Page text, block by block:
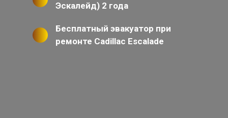
Эскалейд) 2 года
Бесплатный эвакуатор при
ремонте Cadillac Escalade